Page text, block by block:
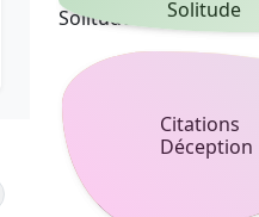
Solitude
Citations
Déception